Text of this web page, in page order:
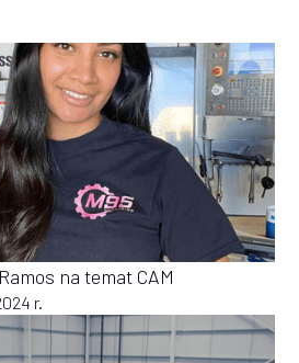
na temat CAM
r.